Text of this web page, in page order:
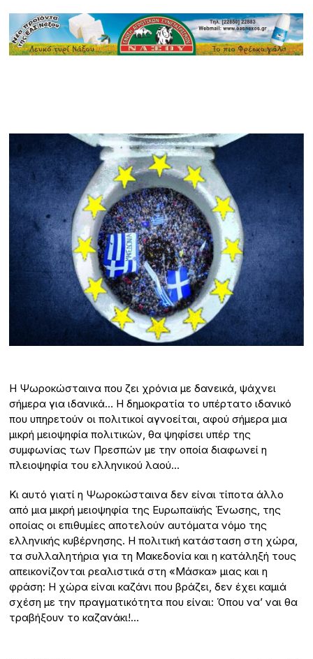
Η Ψωροκώσταινα που ζει χρόνια με δανεικά, ψάχνει
σήμερα για ιδανικά… Η δημοκρατία το υπέρτατο ιδανικό
που υπηρετούν οι πολιτικοί αγνοείται, αφού σήμερα μια
μικρή μειοψηφία πολιτικών, θα ψηφίσει υπέρ της
συμφωνίας των Πρεσπών με την οποία διαφωνεί η
πλειοψηφία του ελληνικού λαού…
Κι αυτό γιατί η Ψωροκώσταινα δεν είναι τίποτα άλλο
από μια μικρή μειοψηφία της Ευρωπαϊκής Ένωσης, της
οποίας οι επιθυμίες αποτελούν αυτόματα νόμο της
ελληνικής κυβέρνησης. Η πολιτική κατάσταση στη χώρα,
τα συλλαλητήρια για τη Μακεδονία και η κατάληξή τους
απεικονίζονται ρεαλιστικά στη «Μάσκα» μιας και η
φράση: Η χώρα είναι καζάνι που βράζει, δεν έχει καμιά
σχέση με την πραγματικότητα που είναι: Όπου να’ ναι θα
τραβήξουν το καζανάκι!…